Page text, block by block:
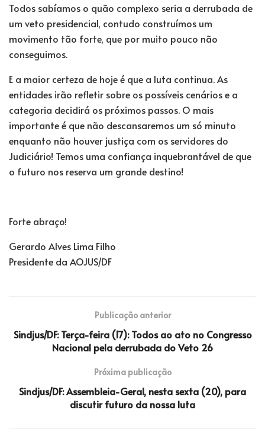
Todos sabíamos o quão complexo seria a derrubada de
um veto presidencial, contudo construímos um
movimento tão forte, que por muito pouco não
conseguimos.
E a maior certeza de hoje é que a luta continua. As
entidades irão refletir sobre os possíveis cenários e a
categoria decidirá os próximos passos. O mais
importante é que não descansaremos um só minuto
enquanto não houver justiça com os servidores do
Judiciário! Temos uma confiança inquebrantável de que
o futuro nos reserva um grande destino!
Forte abraço!
Gerardo Alves Lima Filho
Presidente da AOJUS/DF
Publicação anterior
Sindjus/DF: Terça-feira (17): Todos ao ato no Congresso
Nacional pela derrubada do Veto 26
Próxima publicação
Sindjus/DF: Assembleia-Geral, nesta sexta (20), para
discutir futuro da nossa luta